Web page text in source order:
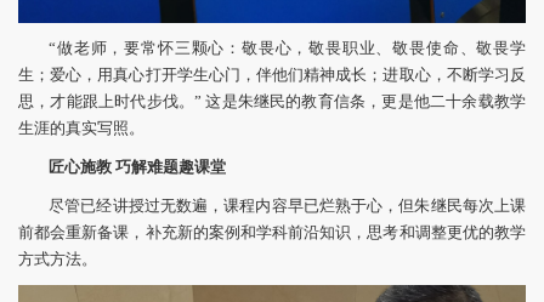
“做老师，要常怀三颗心：敬畏心，敬畏职业、敬畏使命、敬畏学
生；爱心，用真心打开学生心门，伴他们精神成长；进取心，不断学习反
思，才能跟上时代步伐。” 这是朱继民的教育信条，更是他二十余载教学
生涯的真实写照。
匠心施教 巧解难题趣课堂
尽管已经讲授过无数遍，课程内容早已烂熟于心，但朱继民每次上课
前都会重新备课，补充新的案例和学科前沿知识，思考和调整更优的教学
方式方法。